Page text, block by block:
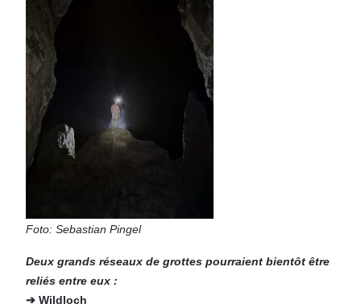
Foto: Sebastian Pingel
Deux grands réseaux de grottes pourraient bientôt être
reliés entre eux :
➔ Wildloch